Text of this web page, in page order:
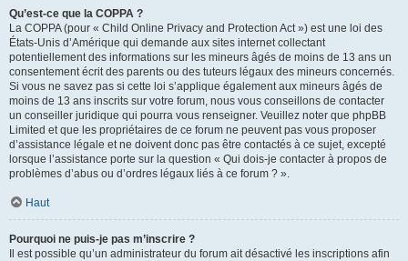
Qu’est-ce que la COPPA ?
La COPPA (pour « Child Online Privacy and Protection Act ») est une loi des
États-Unis d’Amérique qui demande aux sites internet collectant
potentiellement des informations sur les mineurs âgés de moins de 13 ans un
consentement écrit des parents ou des tuteurs légaux des mineurs concernés.
Si vous ne savez pas si cette loi s’applique également aux mineurs âgés de
moins de 13 ans inscrits sur votre forum, nous vous conseillons de contacter
un conseiller juridique qui pourra vous renseigner. Veuillez noter que phpBB
Limited et que les propriétaires de ce forum ne peuvent pas vous proposer
d’assistance légale et ne doivent donc pas être contactés à ce sujet, excepté
lorsque l’assistance porte sur la question « Qui dois-je contacter à propos de
problèmes d’abus ou d’ordres légaux liés à ce forum ? ».
Haut
Pourquoi ne puis-je pas m’inscrire ?
Il est possible qu’un administrateur du forum ait désactivé les inscriptions afin